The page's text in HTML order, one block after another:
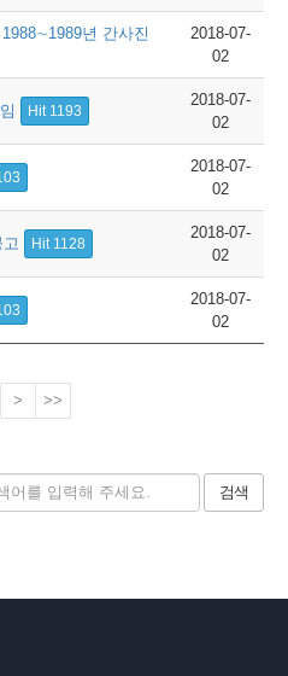
년 간사진
2018-07-
02
Hit 1193
2018-07-
02
2018-07-
02
Hit 1128
2018-07-
02
2018-07-
02
> >>
검색